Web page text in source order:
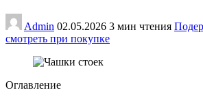
Admin 02.05.2026 3 мин чтения
смотреть при покупке
Оглавление